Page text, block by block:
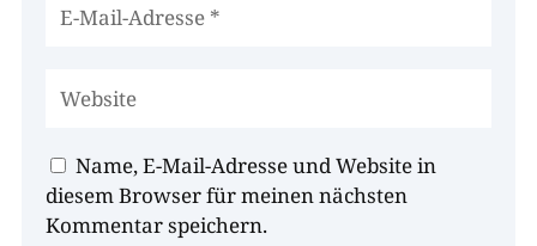
Name, E-Mail-Adresse und Website in
diesem Browser für meinen nächsten
Kommentar speichern.